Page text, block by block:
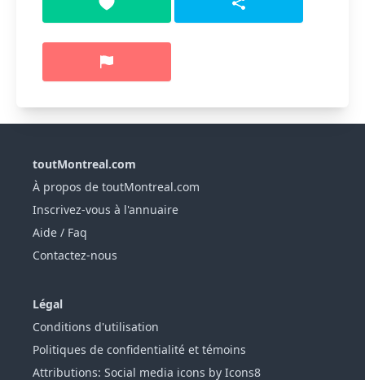
toutMontreal.com
À propos de toutMontreal.com
Inscrivez-vous à l'annuaire
Aide / Faq
Contactez-nous
Légal
Conditions d'utilisation
Politiques de confidentialité et témoins
Attributions: Social media icons by Icons8